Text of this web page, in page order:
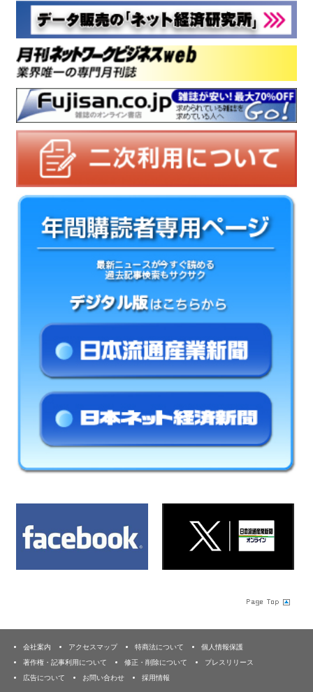
会社案内 アクセスマップ 特商法について
個人情報保護
著作権・記事利用について
修正・削除について
プレスリリース
広告について
お問い合わせ 採用情報